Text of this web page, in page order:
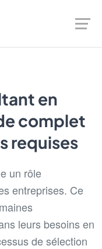
en
complet
requises
un rôle
entreprises. Ce
leurs besoins en
de sélection